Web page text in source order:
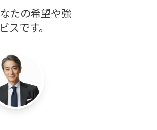
たの希望や強
スです。